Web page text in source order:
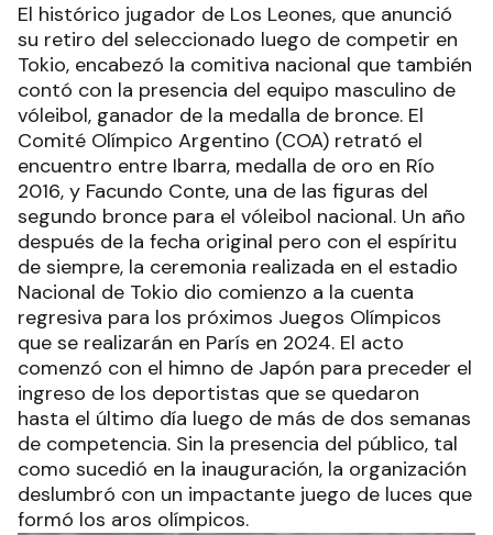
El histórico jugador de Los Leones, que anunció
su retiro del seleccionado luego de competir en
Tokio, encabezó la comitiva nacional que también
contó con la presencia del equipo masculino de
vóleibol, ganador de la medalla de bronce. El
Comité Olímpico Argentino (COA) retrató el
encuentro entre Ibarra, medalla de oro en Río
2016, y Facundo Conte, una de las figuras del
segundo bronce para el vóleibol nacional. Un año
después de la fecha original pero con el espíritu
de siempre, la ceremonia realizada en el estadio
Nacional de Tokio dio comienzo a la cuenta
regresiva para los próximos Juegos Olímpicos
que se realizarán en París en 2024. El acto
comenzó con el himno de Japón para preceder el
ingreso de los deportistas que se quedaron
hasta el último día luego de más de dos semanas
de competencia. Sin la presencia del público, tal
como sucedió en la inauguración, la organización
deslumbró con un impactante juego de luces que
formó los aros olímpicos.